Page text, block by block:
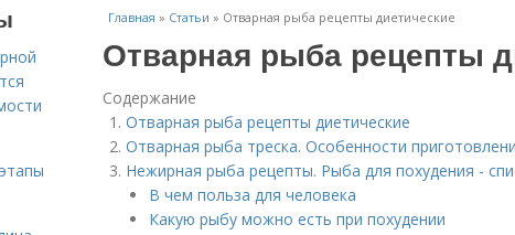
Главная » Статьи » Отварная рыба рецепты диетические
Отварная рыба рецепты
Содержание
Отварная рыба рецепты диетические
Отварная рыба треска. Особенности
Нежирная рыба рецепты. Рыба для похудения -
В чем польза для человека
Какую рыбу можно есть при похудении